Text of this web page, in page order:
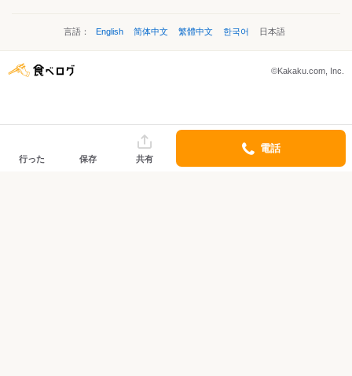
言語： English 简体中文 繁體中文 한국어 日本語
©Kakaku.com, Inc.
行った 保存 共有
電話